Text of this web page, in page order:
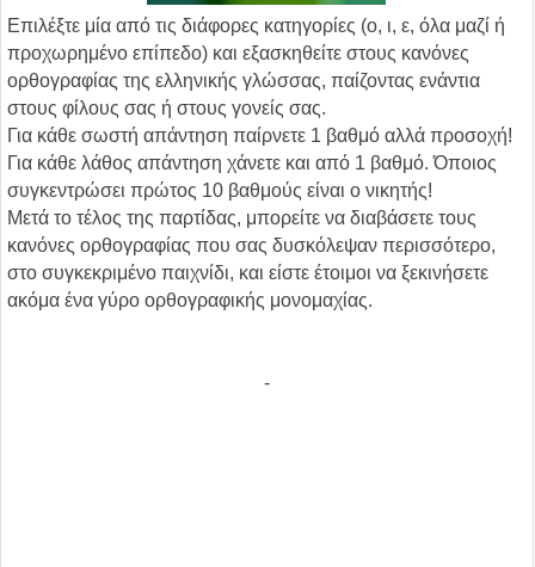
Επιλέξτε μία από τις διάφορες κατηγορίες (ο, ι, ε, όλα μαζί ή
προχωρημένο επίπεδο) και εξασκηθείτε στους κανόνες
ορθογραφίας της ελληνικής γλώσσας, παίζοντας ενάντια
στους φίλους σας ή στους γονείς σας.
Για κάθε σωστή απάντηση παίρνετε 1 βαθμό αλλά προσοχή!
Για κάθε λάθος απάντηση χάνετε και από 1 βαθμό. Όποιος
συγκεντρώσει πρώτος 10 βαθμούς είναι ο νικητής!
Μετά το τέλος της παρτίδας, μπορείτε να διαβάσετε τους
κανόνες ορθογραφίας που σας δυσκόλεψαν περισσότερο,
στο συγκεκριμένο παιχνίδι, και είστε έτοιμοι να ξεκινήσετε
ακόμα ένα γύρο ορθογραφικής μονομαχίας.
-